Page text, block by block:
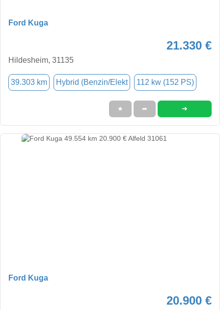
Ford Kuga
21.330 €
Hildesheim, 31135
39.303 km Hybrid (Benzin/Elekt 112 kw (152 PS)
★ ➦ ➜
Ford Kuga
20.900 €